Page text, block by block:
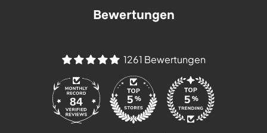
Bewertungen
1261 Bewertungen
84